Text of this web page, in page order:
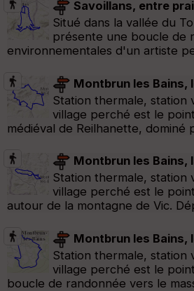
Savoillans, entre
Situé dans la vallée du
présente une boucle de
environnementales d'un artiste
Montbrun les Bains,
Station thermale, station
village perché est le
médiéval de Reilhanette,
Montbrun les Bains,
Station thermale, station
village perché est le
autour de la montagne de Vic.
Montbrun les Bains,
Station thermale, station
village perché est le
boucle de randonnée vers le